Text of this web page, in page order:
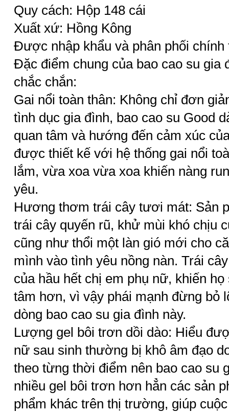
Quy cách: Hộp 148 cái
Xuất xứ: Hồng Kông
Được nhập khẩu và phân phối
Đặc điểm chung của bao cao su
chắc chắn:
Gai nổi toàn thân: Không chỉ đơn
tình dục gia đình, bao cao su Good
quan tâm và hướng đến cảm xúc
được thiết kế với hệ thống gai nổi
lắm, vừa xoa vừa xoa khiến nàng
yêu.
Hương thơm trái cây tươi mát: Sản
trái cây quyến rũ, khử mùi khó chịu
cũng như thổi một làn gió mới cho
mình vào tình yêu nồng nàn. Trái
của hầu hết chị em phụ nữ, khiến
tâm hơn, vì vậy phái mạnh đừng bỏ
dòng bao cao su gia đình này.
Lượng gel bôi trơn dồi dào: Hiểu
nữ sau sinh thường bị khô âm đạo
theo từng thời điểm nên bao cao su
nhiều gel bôi trơn hơn hẳn các sản
phẩm khác trên thị trường, giúp